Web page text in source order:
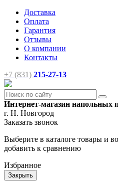
Доставка
Оплата
Гарантия
Отзывы
О компании
Контакты
+7 (831) 215-27-13
Интернет-магазин напольных
г. Н. Новгород
Заказать звонок
Выберите в каталоге товары и
добавить к сравнению
Избранное
Закрыть